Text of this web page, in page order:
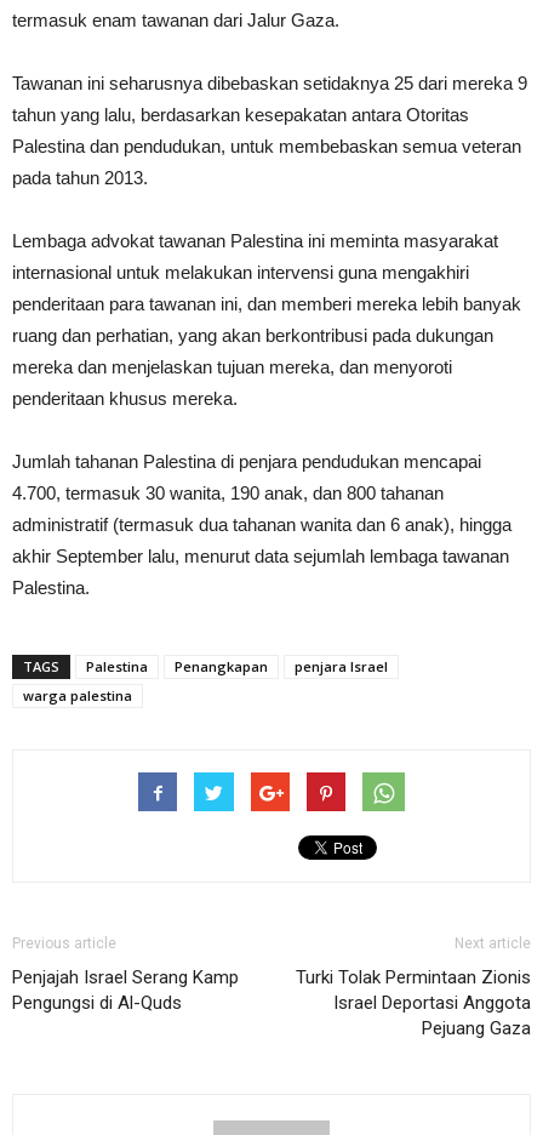
termasuk enam tawanan dari Jalur Gaza.
Tawanan ini seharusnya dibebaskan setidaknya 25 dari mereka 9
tahun yang lalu, berdasarkan kesepakatan antara Otoritas
Palestina dan pendudukan, untuk membebaskan semua veteran
pada tahun 2013.
Lembaga advokat tawanan Palestina ini meminta masyarakat
internasional untuk melakukan intervensi guna mengakhiri
penderitaan para tawanan ini, dan memberi mereka lebih banyak
ruang dan perhatian, yang akan berkontribusi pada dukungan
mereka dan menjelaskan tujuan mereka, dan menyoroti
penderitaan khusus mereka.
Jumlah tahanan Palestina di penjara pendudukan mencapai
4.700, termasuk 30 wanita, 190 anak, dan 800 tahanan
administratif (termasuk dua tahanan wanita dan 6 anak), hingga
akhir September lalu, menurut data sejumlah lembaga tawanan
Palestina.
TAGS Palestina Penangkapan
penjara Israel
warga palestina
Previous article
Penjajah Israel Serang Kamp
Pengungsi di Al-Quds
Next article
Turki Tolak Permintaan Zionis
Israel Deportasi Anggota
Pejuang Gaza